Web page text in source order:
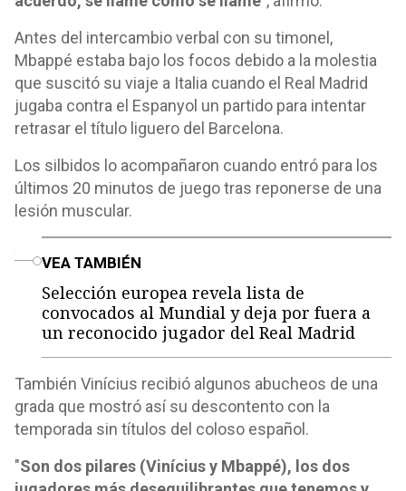
Antes del intercambio verbal con su timonel,
Mbappé estaba bajo los focos debido a la molestia
que suscitó su viaje a Italia cuando el Real Madrid
jugaba contra el Espanyol un partido para intentar
retrasar el título liguero del Barcelona.
Los silbidos lo acompañaron cuando entró para los
últimos 20 minutos de juego tras reponerse de una
lesión muscular.
VEA TAMBIÉN
Selección europea revela lista de
convocados al Mundial y deja por fuera a
un reconocido jugador del Real Madrid
También Vinícius recibió algunos abucheos de una
grada que mostró así su descontento con la
temporada sin títulos del coloso español.
"Son dos pilares (Vinícius y Mbappé), los dos